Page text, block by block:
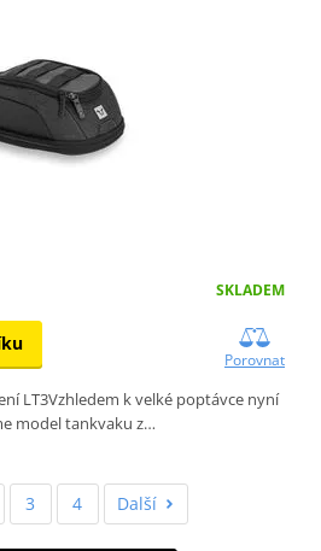
SKLADEM
Porovnat
LT3Vzhledem k velké poptávce nyní
model tankvaku z…
3 4 Další